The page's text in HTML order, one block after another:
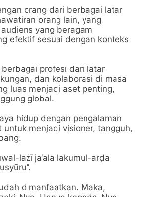
orang dari berbagai latar
orang lain, yang
yang beragam
efektif sesuai dengan konteks
profesi dari latar
dan kolaborasi di masa
luas menjadi aset penting,
global.
hidup dengan pengalaman
menjadi visioner, tangguh,
lażī ja‘ala lakumul-arḍa
dimanfaatkan. Maka,